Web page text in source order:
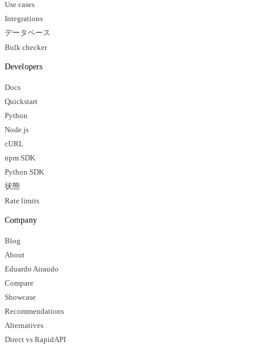
Use cases
Integrations
データベース
Bulk checker
Developers
Docs
Quickstart
Python
Node.js
cURL
npm SDK
Python SDK
状態
Rate limits
Company
Blog
About
Eduardo Airaudo
Compare
Showcase
Recommendations
Alternatives
Direct vs RapidAPI